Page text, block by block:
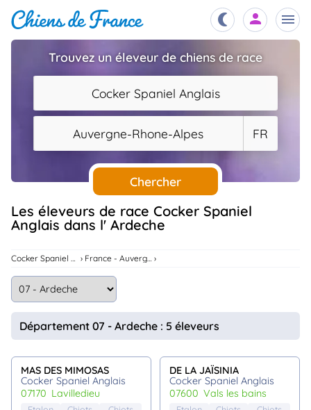
Chiots
Éleveurs
Étalons
Chiens
Services
..
Assurances
Connexion
Trouvez un éleveur de chiens de race
Cocker Spaniel Anglais
Auvergne-Rhone-Alpes FR
Chercher
Les éleveurs de race Cocker Spaniel
Anglais dans l' Ardeche
Cocker Spaniel Anglais France - Auvergne-Rhone-Alpes
Département 07 - Ardeche : 5 éleveurs
MAS DES MIMOSAS
Cocker Spaniel Anglais
07170
lavilledieu
DE LA JAÏSINIA
Cocker Spaniel Anglais
07600
vals les bains